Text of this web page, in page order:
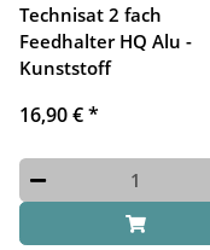
Technisat 2 fach
Feedhalter HQ Alu -
Kunststoff
16,90 €*